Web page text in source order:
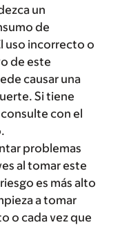
un
de
uso incorrecto o
de este
causar una
Si tiene
con el
problemas
al tomar este
es más alto
a tomar
o cada vez que